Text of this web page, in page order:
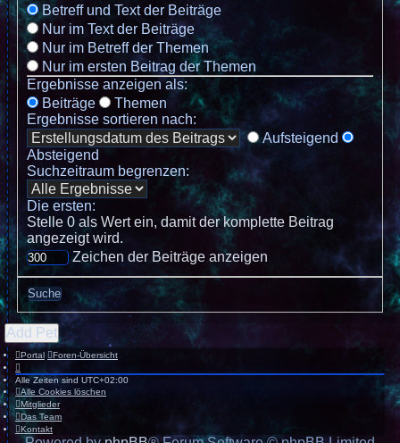
Betreff und Text der Beiträge
Nur im Text der Beiträge
Nur im Betreff der Themen
Nur im ersten Beitrag der Themen
Ergebnisse anzeigen als:
Beiträge
Themen
Ergebnisse sortieren nach:
Aufsteigend
Absteigend
Suchzeitraum begrenzen:
Die ersten:
Stelle 0 als Wert ein, damit der komplette Beitrag
angezeigt wird.
Zeichen der Beiträge anzeigen
Add Pet
Portal Foren-Übersicht
Alle Zeiten sind UTC+02:00
Alle Cookies löschen
Mitglieder
Das Team
Kontakt